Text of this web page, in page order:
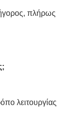
πλήρως
λειτουργίας